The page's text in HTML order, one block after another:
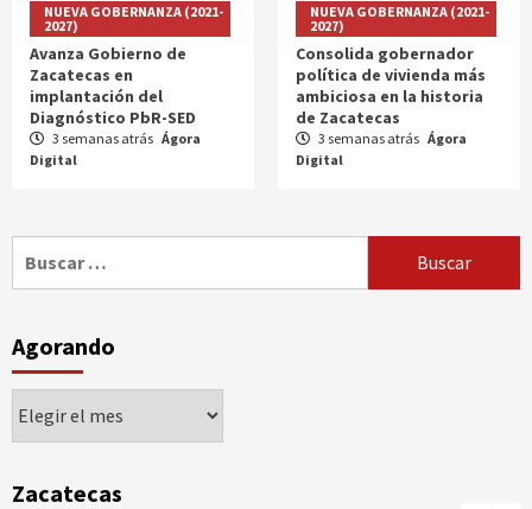
NUEVA GOBERNANZA (2021-
2027)
Avanza Gobierno de
Zacatecas en
implantación del
Diagnóstico PbR-SED
3 semanas atrás Ágora
Digital
NUEVA GOBERNANZA (2021-
2027)
Consolida gobernador
política de vivienda más
ambiciosa en la historia
de Zacatecas
3 semanas atrás Ágora
Digital
Agorando
Zacatecas